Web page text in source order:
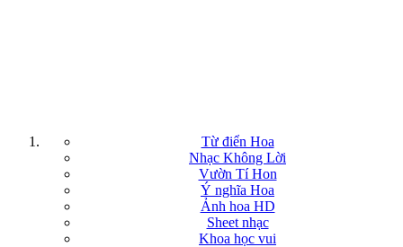
Từ điển Hoa
Nhạc Không Lời
Vườn Tí Hon
Ý nghĩa Hoa
Ảnh hoa HD
Sheet nhạc
Khoa học vui